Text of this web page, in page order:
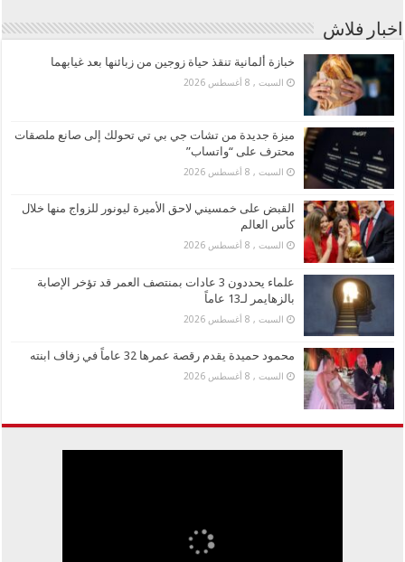
اخبار فلاش
خبازة ألمانية تنقذ حياة زوجين من زبائنها بعد غيابهما
السبت , 8 أغسطس 2026
ميزة جديدة من تشات جي بي تي تحولك إلى صانع ملصقات
محترف على “واتساب”
السبت , 8 أغسطس 2026
القبض على خمسيني لاحق الأميرة ليونور للزواج منها خلال
كأس العالم
السبت , 8 أغسطس 2026
علماء يحددون 3 عادات بمنتصف العمر قد تؤخر الإصابة
بالزهايمر لـ13 عاماً
السبت , 8 أغسطس 2026
محمود حميدة يقدم رقصة عمرها 32 عاماً في زفاف ابنته
السبت , 8 أغسطس 2026